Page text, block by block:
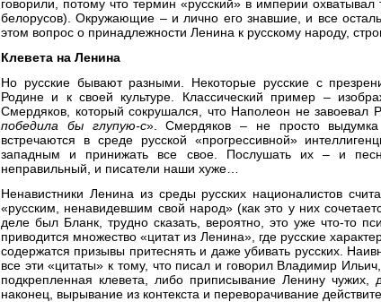
говорили, потому что термин «русский» в империи
белорусов). Окружающие – и лично его знавшие, и все
этом вопрос о принадлежности Ленина к русскому народу,
Клевета на Ленина
Но русские бывают разными. Некоторые русские с
Родине и к своей культуре. Классический пример –
Смердяков, который сокрушался, что Наполеон не завоевал
победила бы глупую-с». Смердяков – не просто
встречаются в среде русской «прогрессивной»
западным и принижать все свое. Послушать их – и
неправильный, и писатели наши хуже…
Ненавистники Ленина из среды русских националистов
«русским, ненавидевшим свой народ» (как это у них
деле был Бланк, трудно сказать, вероятно, это уже что-то
приводится множество «цитат из Ленина», где русские
содержатся призывы притеснять и даже убивать русских.
все эти «цитаты» к тому, что писал и говорил Владимир
подкрепленная клевета, либо приписывание Ленину
наконец, вырывание из контекста и переворачивание